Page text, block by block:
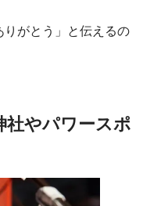
がとう」と伝えるの
社やパワースポ